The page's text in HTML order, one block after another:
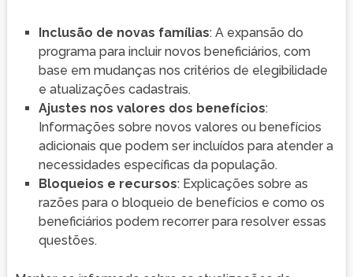
Inclusão de novas famílias: A expansão do
programa para incluir novos beneficiários, com
base em mudanças nos critérios de elegibilidade
e atualizações cadastrais.
Ajustes nos valores dos benefícios:
Informações sobre novos valores ou benefícios
adicionais que podem ser incluídos para atender a
necessidades específicas da população.
Bloqueios e recursos: Explicações sobre as
razões para o bloqueio de benefícios e como os
beneficiários podem recorrer para resolver essas
questões.